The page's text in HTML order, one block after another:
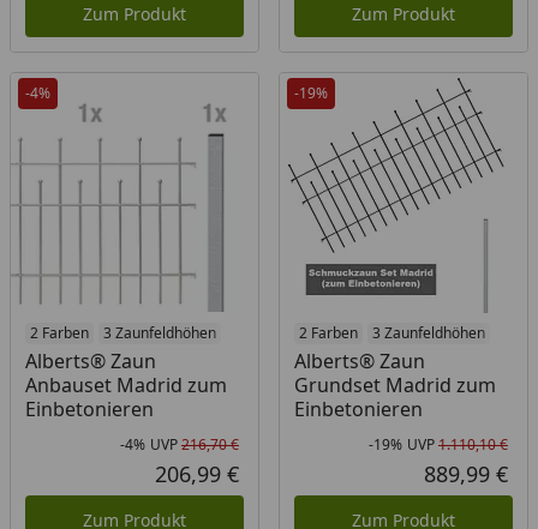
Zum Produkt Zum Produkt
-4%
2 Farben 3 Zaunfeldhöhen
Alberts® Zaun
Anbauset Madrid zum
Einbetonieren
Rabatt in Prozent
-4%
Ursprünglicher Preis
UVP216,70 €
Aktueller Preis
206,99 €
Zum Produkt
-19%
2 Farben 3 Zaunfeldhöhen
Alberts® Zaun
Grundset Madrid zum
Einbetonieren
-19% UVP1.110,10 €
889,99 €
Zum Produkt